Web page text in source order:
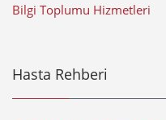
Bilgi Toplumu Hizmetleri
Hasta Rehberi